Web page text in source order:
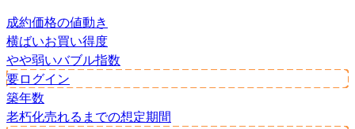
成約価格の値動き
横ばいお買い得度
やや弱いバブル指数
要ログイン
築年数
老朽化売れるまでの想定期間